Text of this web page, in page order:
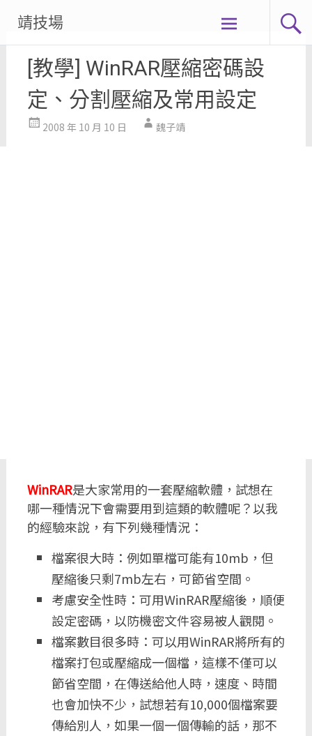
content
靖技場
[教學] WinRAR壓縮密碼設
定、分割壓縮及常用設定
2008 年 10 月 10 日 魏子靖
WinRAR是大家常用的一套壓縮軟體，試想在
哪一種情況下會需要用到這類的軟體呢？以我
的經驗來說，有下列幾種情況：
檔案很大時：例如單檔可能有10mb，但
壓縮後只剩7mb左右，可節省空間。
考慮安全性時：可用WinRAR壓縮後，順便
設定密碼，以防機密文件容易被人觀閱。
檔案數目很多時：可以用WinRAR將所有的
檔案打包或壓縮成一個檔，這樣不僅可以
節省空間，在傳送給他人時，速度、時間
也會加快不少，試想若有10,000個檔案要
傳給別人，如果一個一個傳輸的話，那不